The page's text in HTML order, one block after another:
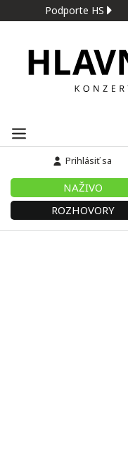
Podporte HS
Prihlásiť sa
NAŽIVO
ROZHOVORY